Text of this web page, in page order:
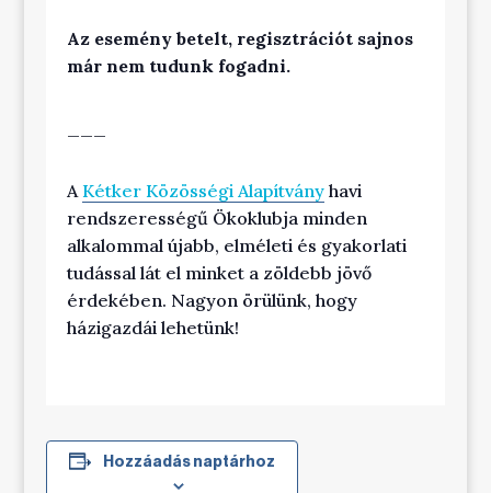
Az esemény betelt, regisztrációt sajnos
már nem tudunk fogadni.
A Kétker Közösségi Alapítványhavi
rendszerességű Ökoklubja minden
alkalommal újabb, elméleti és gyakorlati
tudással lát el minket a zöldebb jövő
érdekében. Nagyon örülünk, hogy
házigazdái lehetünk!
Hozzáadás naptárhoz